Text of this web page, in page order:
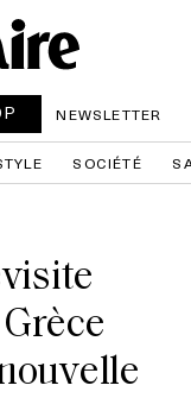
NEWSLETTER
SOCIÉTÉ